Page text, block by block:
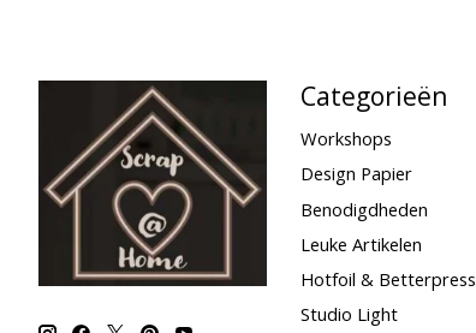
Categorieën
Workshops
Design Papier
Benodigdheden
Leuke Artikelen
Hotfoil & Betterpress
Studio Light